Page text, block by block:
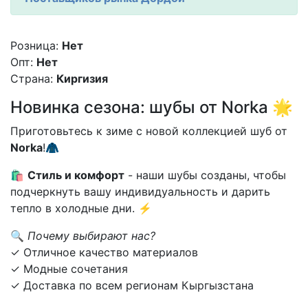
Розница: Нет
Опт: Нет
Страна: Киргизия
Новинка сезона: шубы от Norka 🌟
Приготовьтесь к зиме с новой коллекцией шуб от
Norka!🧥
🛍️ Стиль и комфорт - наши шубы созданы, чтобы
подчеркнуть вашу индивидуальность и дарить
тепло в холодные дни. ⚡
🔍 Почему выбирают нас?
✓ Отличное качество материалов
✓ Модные сочетания
✓ Доставка по всем регионам Кыргызстана